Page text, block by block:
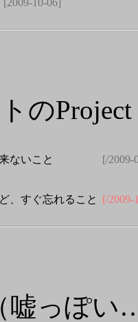
[2009-10-06]
の
ないこと [/2009-
、すぐ忘れること [/2009-
嘘っぽい